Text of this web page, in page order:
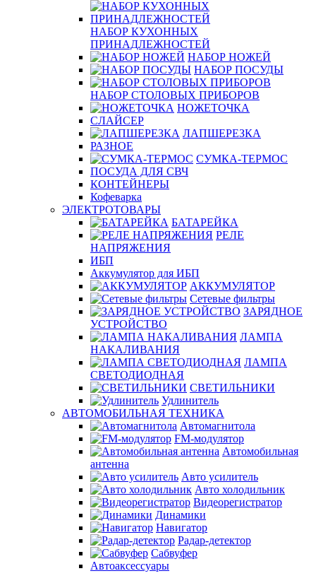
НАБОР КУХОННЫХ
ПРИНАДЛЕЖНОСТЕЙ
НАБОР НОЖЕЙ
НАБОР ПОСУДЫ
НАБОР СТОЛОВЫХ ПРИБОРОВ
НОЖЕТОЧКА
СЛАЙСЕР
ЛАПШЕРЕЗКА
РАЗНОЕ
СУМКА-ТЕРМОС
ПОСУДА ДЛЯ СВЧ
КОНТЕЙНЕРЫ
Кофеварка
ЭЛЕКТРОТОВАРЫ
БАТАРЕЙКА
РЕЛЕ
НАПРЯЖЕНИЯ
ИБП
Аккумулятор для ИБП
АККУМУЛЯТОР
Сетевые фильтры
ЗАРЯДНОЕ
УСТРОЙСТВО
ЛАМПА
НАКАЛИВАНИЯ
ЛАМПА
СВЕТОДИОДНАЯ
СВЕТИЛЬНИКИ
Удлинитель
АВТОМОБИЛЬНАЯ ТЕХНИКА
Автомагнитола
FM-модулятор
Автомобильная
антенна
Авто усилитель
Авто холодильник
Видеорегистратор
Динамики
Навигатор
Радар-детектор
Сабвуфер
Автоаксессуары